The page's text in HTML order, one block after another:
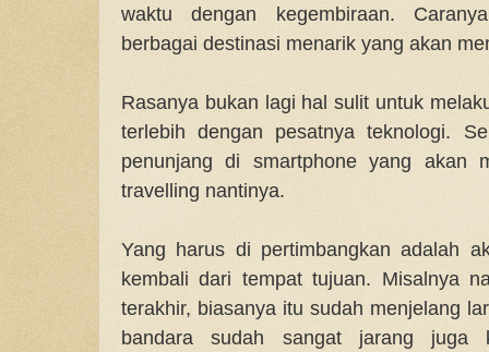
waktu dengan kegembiraan.
berbagai destinasi menarik yang akan
Rasanya bukan lagi hal sulit untuk
terlebih dengan pesatnya teknologi.
penunjang di smartphone yang akan
travelling nantinya.
Yang harus di pertimbangkan adalah
kembali dari tempat tujuan. Misalnya
terakhir, biasanya itu sudah menjelang
bandara sudah sangat jarang juga